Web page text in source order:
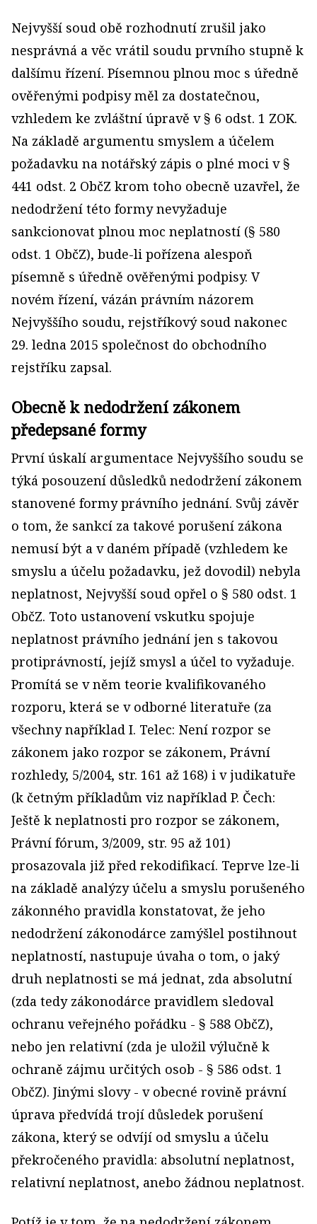
Nejvyšší soud obě rozhodnutí zrušil jako
nesprávná a věc vrátil soudu prvního stupně k
dalšímu řízení. Písemnou plnou moc s úředně
ověřenými podpisy měl za dostatečnou,
vzhledem ke zvláštní úpravě v § 6 odst. 1 ZOK.
Na základě argumentu smyslem a účelem
požadavku na notářský zápis o plné moci v §
441 odst. 2 ObčZ krom toho obecně uzavřel, že
nedodržení této formy nevyžaduje
sankcionovat plnou moc neplatností (§ 580
odst. 1 ObčZ), bude-li pořízena alespoň
písemně s úředně ověřenými podpisy. V
novém řízení, vázán právním názorem
Nejvyššího soudu, rejstříkový soud nakonec
29. ledna 2015 společnost do obchodního
rejstříku zapsal.
Obecně k nedodržení zákonem
předepsané formy
První úskalí argumentace Nejvyššího soudu se
týká posouzení důsledků nedodržení zákonem
stanovené formy právního jednání. Svůj závěr
o tom, že sankcí za takové porušení zákona
nemusí být a v daném případě (vzhledem ke
smyslu a účelu požadavku, jež dovodil) nebyla
neplatnost, Nejvyšší soud opřel o § 580 odst. 1
ObčZ. Toto ustanovení vskutku spojuje
neplatnost právního jednání jen s takovou
protiprávností, jejíž smysl a účel to vyžaduje.
Promítá se v něm teorie kvalifikovaného
rozporu, která se v odborné literatuře (za
všechny například I. Telec: Není rozpor se
zákonem jako rozpor se zákonem, Právní
rozhledy, 5/2004, str. 161 až 168) i v judikatuře
(k četným příkladům viz například P. Čech:
Ještě k neplatnosti pro rozpor se zákonem,
Právní fórum, 3/2009, str. 95 až 101)
prosazovala již před rekodifikací. Teprve lze-li
na základě analýzy účelu a smyslu porušeného
zákonného pravidla konstatovat, že jeho
nedodržení zákonodárce zamýšlel postihnout
neplatností, nastupuje úvaha o tom, o jaký
druh neplatnosti se má jednat, zda absolutní
(zda tedy zákonodárce pravidlem sledoval
ochranu veřejného pořádku - § 588 ObčZ),
nebo jen relativní (zda je uložil výlučně k
ochraně zájmu určitých osob - § 586 odst. 1
ObčZ). Jinými slovy - v obecné rovině právní
úprava předvídá trojí důsledek porušení
zákona, který se odvíjí od smyslu a účelu
překročeného pravidla: absolutní neplatnost,
relativní neplatnost, anebo žádnou neplatnost.